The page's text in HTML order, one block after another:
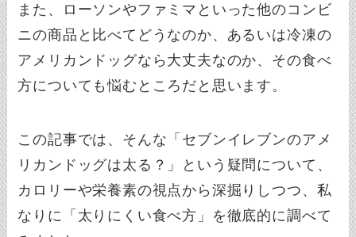
また、ローソンやファミマといった他のコンビ
ニの商品と比べてどうなのか、あるいは冷凍の
アメリカンドッグなら大丈夫なのか、その食べ
方についても悩むところだと思います。
この記事では、そんな「セブンイレブンのアメ
リカンドッグは太る？」という疑問について、
カロリーや栄養素の視点から深掘りしつつ、私
なりに「太りにくい食べ方」を徹底的に調べて